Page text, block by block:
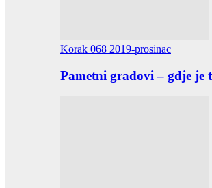
Korak 068 2019-prosinac
Pametni gradovi – gdje je